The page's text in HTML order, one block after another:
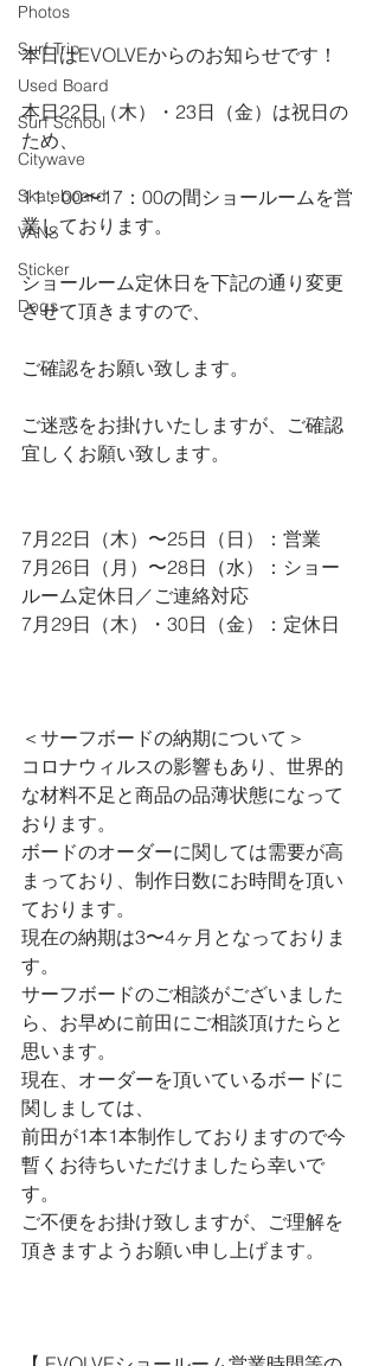
Photos
Surf Trip
Used Board
Surf School
Citywave
Skateboard
VANS
Sticker
Dogs
本日はEVOLVEからのお知らせです！
本日22日（木）・23日（金）は祝日の
ため、
11：00〜17：00の間ショールームを営
業しております。
ショールーム定休日を下記の通り変更
させて頂きますので、
ご確認をお願い致します。
ご迷惑をお掛けいたしますが、ご確認
宜しくお願い致します。
7月22日（木）〜25日（日）：営業
7月26日（月）〜28日（水）：ショー
ルーム定休日／ご連絡対応
7月29日（木）・30日（金）：定休日
＜サーフボードの納期について＞
コロナウィルスの影響もあり、世界的
な材料不足と商品の品薄状態になって
おります。
ボードのオーダーに関しては需要が高
まっており、制作日数にお時間を頂い
ております。
現在の納期は3〜4ヶ月となっておりま
す。
サーフボードのご相談がございました
ら、お早めに前田にご相談頂けたらと
思います。
現在、オーダーを頂いているボードに
関しましては、
前田が1本1本制作しておりますので今
暫くお待ちいただけましたら幸いで
す。
ご不便をお掛け致しますが、ご理解を
頂きますようお願い申し上げます。